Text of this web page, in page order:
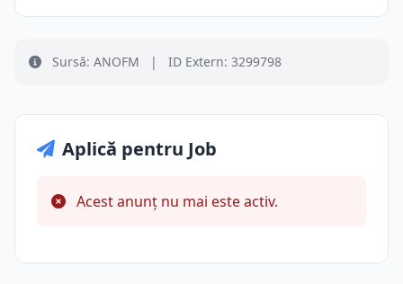
Sursă: ANOFM | ID Extern: 3299798
Aplică pentru Job
Acest anunț nu mai este activ.